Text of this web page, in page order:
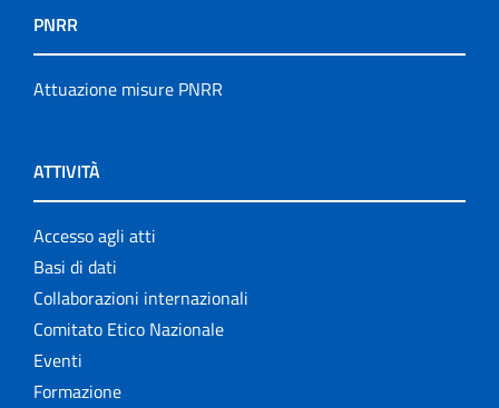
PNRR
Attuazione misure PNRR
ATTIVITÀ
Accesso agli atti
Basi di dati
Collaborazioni internazionali
Comitato Etico Nazionale
Eventi
Formazione